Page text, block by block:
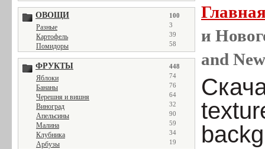
ОВОЩИ 100
Разные 3
Картофель 39
Помидоры 58
ФРУКТЫ 448
Яблоки 74
Бананы 76
Черешня и вишня 64
Виноград 32
Апельсины 90
Малина 59
Клубника 34
Арбузы 19
и
and